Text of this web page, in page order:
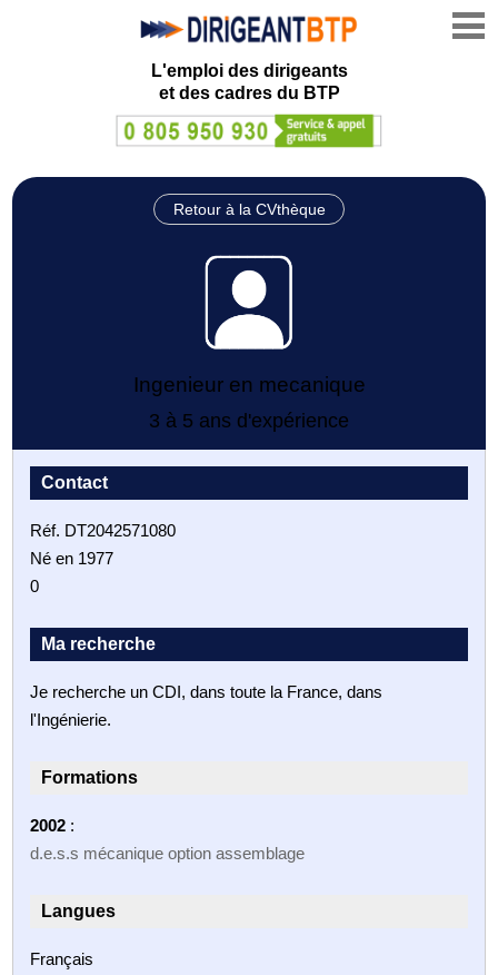
L'emploi des dirigeants
et des cadres du BTP
Retour à la CVthèque
Ingenieur en mecanique
3 à 5 ans d'expérience
Contact
Réf. DT2042571080
Né en 1977
0
Ma recherche
Je recherche un CDI, dans toute la France, dans
l'Ingénierie.
Formations
2002 :
d.e.s.s mécanique option assemblage
Langues
Français